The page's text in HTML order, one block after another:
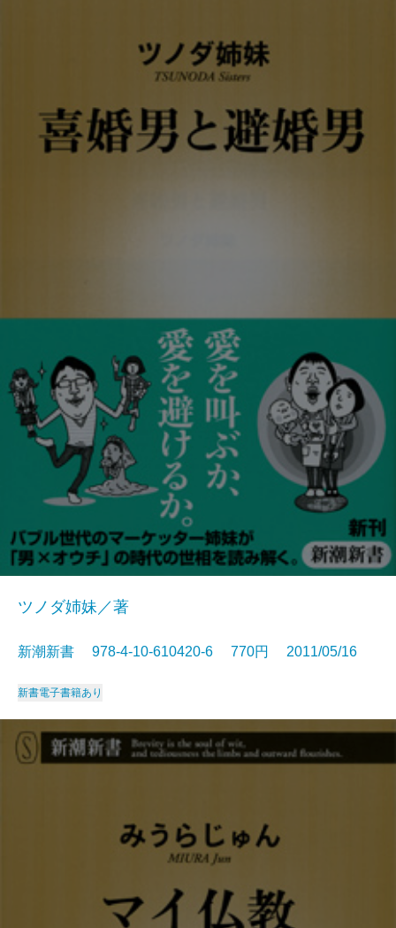
ツノダ姉妹／著
新潮新書 978-4-10-610420-6 770円 2011/05/16
新書電子書籍あり